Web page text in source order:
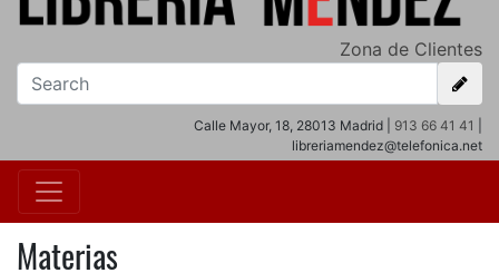
Zona de Clientes
Calle Mayor, 18, 28013 Madrid | 913 66 41 41
libreriamendez@telefonica.net
Materias